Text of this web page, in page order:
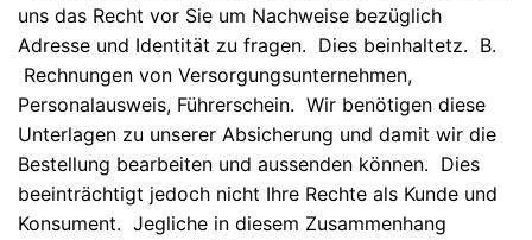
uns das Recht vor Sie um Nachweise bezüglich
Adresse und Identität zu fragen. Dies beinhaltetz. B.
Rechnungen von Versorgungsunternehmen,
Personalausweis, Führerschein. Wir benötigen diese
Unterlagen zu unserer Absicherung und damit wir die
Bestellung bearbeiten und aussenden können. Dies
beeinträchtigt jedoch nicht Ihre Rechte als Kunde und
Konsument. Jegliche in diesem Zusammenhang